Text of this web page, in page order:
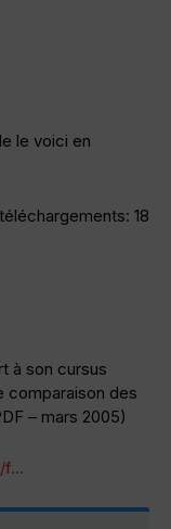
le voici en
18
à son cursus
comparaison des
– mars 2005)
f…